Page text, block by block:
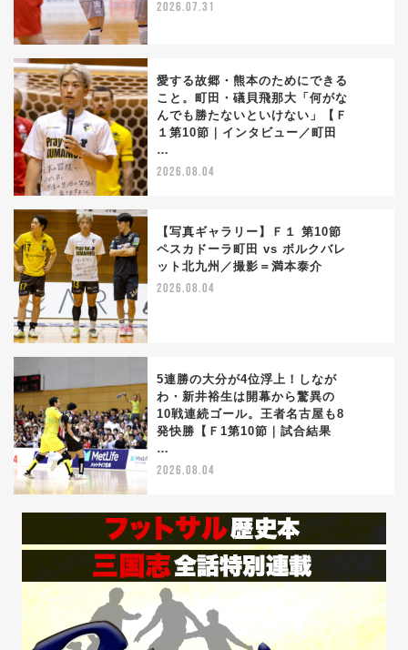
2026.07.31
愛する故郷・熊本のためにできる
こと。町田・礒貝飛那大「何がな
んでも勝たないといけない」【Ｆ
１第10節｜インタビュー／町田
…
2026.08.04
【写真ギャラリー】Ｆ１ 第10節
ペスカドーラ町田 vs ボルクバレ
ット北九州／撮影＝満本泰介
2026.08.04
5連勝の大分が4位浮上！しなが
わ・新井裕生は開幕から驚異の
10戦連続ゴール。王者名古屋も8
発快勝【Ｆ1第10節｜試合結果
…
2026.08.04